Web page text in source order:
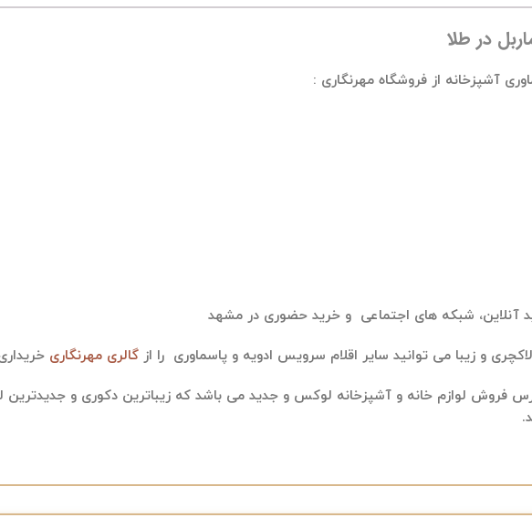
در طلا
آشپزخانه از فروشگاه مهرنگاری :
آنلاین، شبکه های اجتماعی و خرید حضوری در مشهد
و زیبا می توانید سایر اقلام سرویس ادویه و پاسماوری را از گالری مهرنگاری
فروش لوازم خانه و آشپزخانه لوکس و جدید می باشد که زیباترین دکوری و جدیدترین